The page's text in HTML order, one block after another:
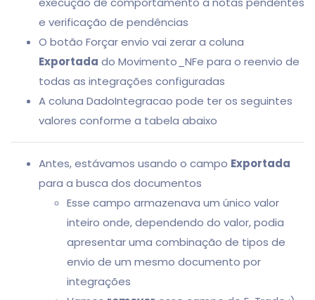
e verificação de pendências
O botão Forçar envio vai zerar a coluna
Exportada do Movimento_NFe para o reenvio de
todas as integrações configuradas
A coluna DadoIntegracao pode ter os seguintes
valores conforme a tabela abaixo
Antes, estávamos usando o campo Exportada
para a busca dos documentos
Esse campo armazenava um único valor
inteiro onde, dependendo do valor, podia
apresentar uma combinação de tipos de
envio de um mesmo documento por
integrações